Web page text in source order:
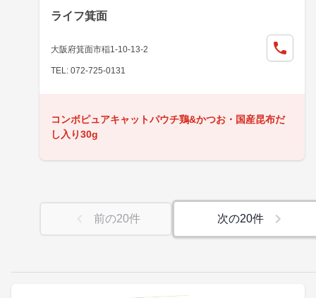
ライフ箕面
大阪府箕面市稲1-10-13-2
TEL: 072-725-0131
コンボピュアキャットパウチ鶏&かつお・国産昆布だ
し入り30g
前の20件 次の20件